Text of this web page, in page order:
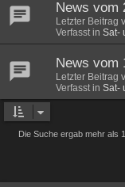
News vom
Letzter Beitrag
Verfasst in Sat-
News vom
Letzter Beitrag
Verfasst in Sat-
Die Suche ergab mehr als